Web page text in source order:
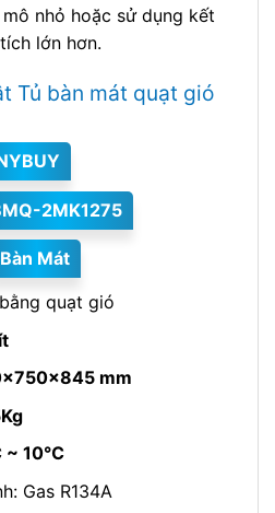
nhỏ hoặc sử dụng kết
lớn hơn.
Tủ bàn mát quạt gió
2MK1275
Bàn Mát
quạt gió
mm
10℃
Gas R134A